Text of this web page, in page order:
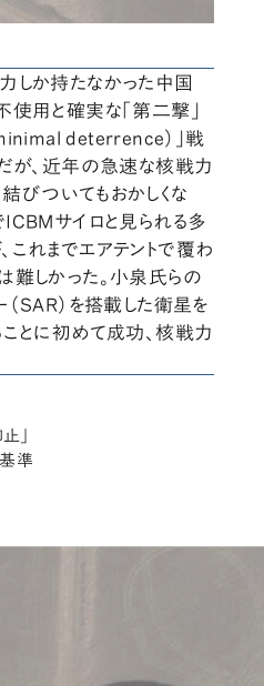
しか持たなかった中国
用と確実な「第二撃」
deterrence）」戦
が、近年の急速な核戦力
びついてもおかしくな
サイロと見られる多
れまでエアテントで覆わ
難しかった。小泉氏らの
SAR）を搭載した衛星を
とに初めて成功、核戦力
」
準